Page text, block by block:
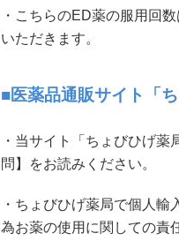
・こちらのED薬の服用回
いただきます。
■医薬品通販サイト「
・当サイト「ちょびひげ
問】をお読みください。
・ちょびひげ薬局で個人
為お薬の使用に関しての責